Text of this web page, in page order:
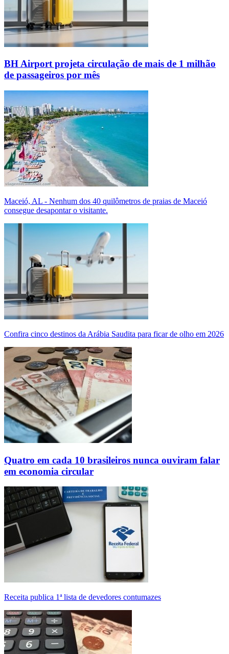
BH Airport projeta circulação de mais de 1 milhão
de passageiros por mês
Maceió, AL - Nenhum dos 40 quilômetros de praias de Maceió
consegue desapontar o visitante.
Confira cinco destinos da Arábia Saudita para ficar de olho em 2026
Quatro em cada 10 brasileiros nunca ouviram falar
em economia circular
Receita publica 1ª lista de devedores contumazes